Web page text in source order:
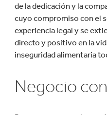
de la dedicación y la
cuyo compromiso con el
experiencia legal y se
directo y positivo en la
inseguridad alimentaria
Negocio